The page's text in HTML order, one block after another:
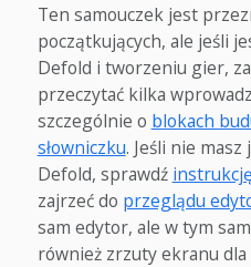
Ten samouczek jest
początkujących, ale jeśli
Defold i tworzeniu gier,
przeczytać kilka
szczególnie o blokach
słowniczku. Jeśli nie
Defold, sprawdź
zajrzeć do przeglądu
sam edytor, ale w tym
również zrzuty ekranu